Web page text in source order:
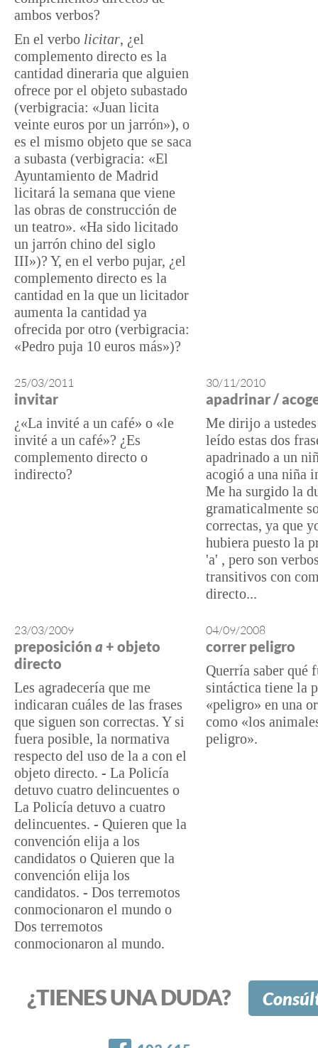
ambos verbos?
En el verbo licitar, ¿el
complemento directo es la
cantidad dineraria que alguien
ofrece por el objeto subastado
(verbigracia: «Juan licita
veinte euros por un jarrón»), o
es el mismo objeto que se saca
a subasta (verbigracia: «El
Ayuntamiento de Madrid
licitará la semana que viene
las obras de construcción de
un teatro». «Ha sido licitado
un jarrón chino del siglo
III»)? Y, en el verbo pujar, ¿el
complemento directo es la
cantidad en la que un licitador
aumenta la cantidad ya
ofrecida por otro (verbigracia:
«Pedro puja 10 euros más»)?
25/03/2011
invitar
¿«La invité a un café» o «le
invité a un café»? ¿Es
complemento directo o
indirecto?
30/11/2010
apadrinar /
Me dirijo a
leído estas dos
apadrinado a un
acogió a una niña
Me ha surgido la
gramaticalmente
correctas, ya que
hubiera puesto la
'a' , pero son
transitivos con
directo...
23/03/2009
preposición a + objeto
directo
Les agradecería que me
indicaran cuáles de las frases
que siguen son correctas. Y si
fuera posible, la normativa
respecto del uso de la a con el
objeto directo. - La Policía
detuvo cuatro delincuentes o
La Policía detuvo a cuatro
delincuentes. - Quieren que la
convención elija a los
candidatos o Quieren que la
convención elija los
candidatos. - Dos terremotos
conmocionaron el mundo o
Dos terremotos
conmocionaron al mundo.
04/09/2008
correr peligro
Querría saber qué
sintáctica tiene la
«peligro» en una
como «los
peligro».
¿TIENES UNA DUDA?